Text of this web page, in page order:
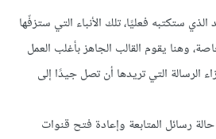
ستكتبه فعليًا، تلك الأنباء التي ستزفّها
وهنا يقوم القالب الجاهز بأغلب العمل
التي تريدها أن تصل جيدًا إلى
رسائل المتابعة وإعادة فتح قنوات